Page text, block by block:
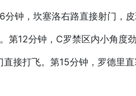
钟，坎塞洛右路直接射门，皮
12分钟，C罗禁区内小角度
接打飞。第15分钟，罗德里